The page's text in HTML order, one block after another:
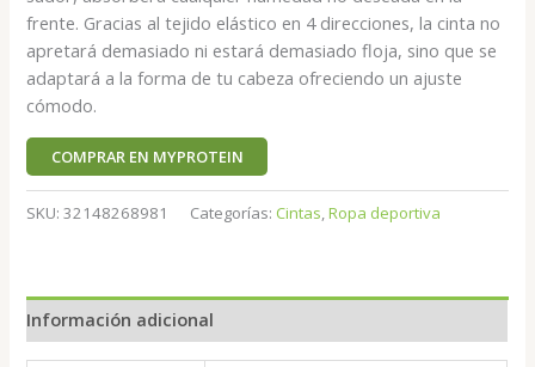
frente. Gracias al tejido elástico en 4 direcciones, la cinta no
apretará demasiado ni estará demasiado floja, sino que se
adaptará a la forma de tu cabeza ofreciendo un ajuste
cómodo.
COMPRAR EN MYPROTEIN
SKU:32148268981 Categorías: Cintas,Ropa deportiva
Información adicional